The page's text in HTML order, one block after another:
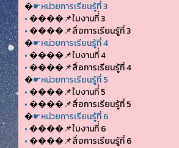
�☛หน่วยการเรียนรู้ที่ 3
•����📌ใบงานที่่ 3
•����📌สื่อการเรียนรู้ที่ 3
�☛หน่วยการเรียนรู้ที่ 4
•����📌ใบงานที่่ 4
•����📌สื่อการเรียนรู้ที่ 4
�☛หน่วยการเรียนรู้ที่ 5
•����📌ใบงานที่่ 5
•����📌สื่อการเรียนรู้ที่ 5
�☛หน่วยการเรียนรู้ที่ 6
•����📌ใบงานที่่ 6
•����📌สื่อการเรียนรู้ที่ 6